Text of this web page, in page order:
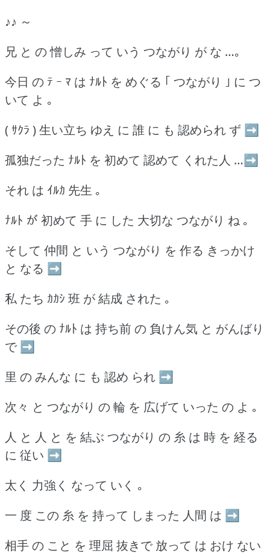
♪♪ ～
兄 と の 憎しみ って いう つながり が な …｡
今日 の ﾃ ｰ ﾏ は ﾅﾙﾄ を めぐる ｢ つながり ｣ に つ
いて よ ｡
( ｻｸﾗ ) 生い立ち ゆえ に 誰 に も 認められ ず ➡
孤独だった ﾅﾙﾄ を 初めて 認めて くれた人 …➡
それ は ｲﾙｶ 先生 ｡
ﾅﾙﾄ が 初めて 手 に した 大切な つながり ね ｡
そして 仲間 と いう つながり を 作る きっかけ
と なる ➡
私 たち ｶｶｼ 班 が 結成 された ｡
その後 の ﾅﾙﾄ は 持ち前 の 負けん気 と がんばり
で ➡
里 の みんな に も 認め られ ➡
次々 と つながり の 輪 を 広げて いった の よ ｡
人 と 人 と を 結ぶ つながり の 糸 は 時 を 経る
に 従い ➡
太く 力強く なって いく ｡
一 度 この 糸 を 持って しまった 人間 は ➡
相手 の こと を 理屈 抜きで 放って は おけ ない